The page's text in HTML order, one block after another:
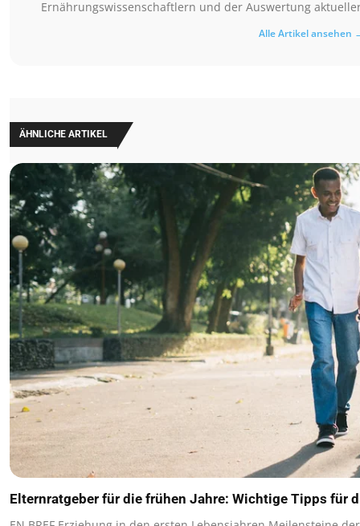
Ernährungswissenschaftlern und der Auswertung
Alle Artikel ansehen
ÄHNLICHE ARTIKEL
Elternratgeber für die frühen Jahre: Wichtige Tipps für